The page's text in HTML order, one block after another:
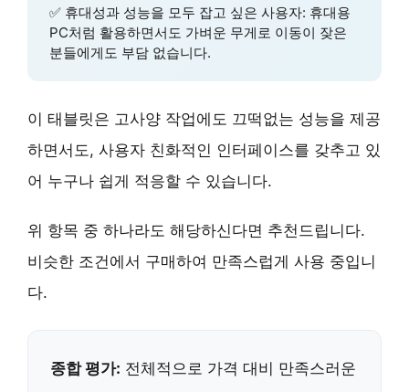
✅ 휴대성과 성능을 모두 잡고 싶은 사용자: 휴대용
PC처럼 활용하면서도 가벼운 무게 로 이동이 잦은
분들에게도 부담 없습니다.
이 태블릿은 고사양 작업에도 끄떡없는 성능을 제공
하면서도, 사용자 친화적인 인터페이스를 갖추고 있
어 누구나 쉽게 적응할 수 있습니다.
위 항목 중 하나라도 해당하신다면 추천드립니다.
비슷한 조건에서 구매하여 만족스럽게 사용 중입니
다.
종합 평가: 전체적으로 가격 대비 만족스러운